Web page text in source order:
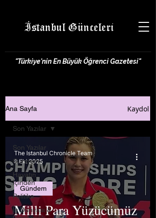
İstanbul Günceleri
"Türkiye'nin En Büyük Öğrenci Gazetesi"
Ana Sayfa Kaydol
Son Yazılar
Gündem
Hayatın
İçinden
Politika
İş Dünyası &
Son Yazılar
Milli Para Yüzücümüz
Gündem
The Istanbul Chronicle Team
8 Eki 2025